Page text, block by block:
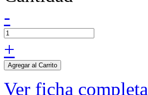
-
+
Agregar al Carrito
Ver ficha completa